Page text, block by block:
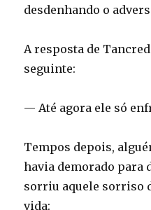
desdenhando o
A resposta de
seguinte:
— Até agora ele só
Tempos depois,
havia demorado para
sorriu aquele sorriso
vida: